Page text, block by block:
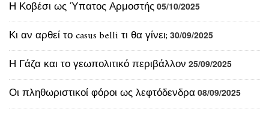
Κι αν αρθεί το casus belli τι θα γίνει; 30/09/2025
Η Γάζα και το γεωπολιτικό περιβάλλον 25/09/2025
Οι πληθωριστικοί φόροι ως λεφτόδενδρα 08/09/2025
Η νομισματική κυριαρχία 01/09/2025